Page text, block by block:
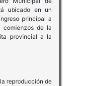
ubicado en un
principal a
de la
provincial a la
reproducción de